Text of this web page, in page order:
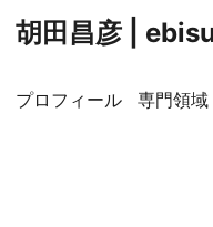
胡田昌彦 |
プロフィール 専門領域